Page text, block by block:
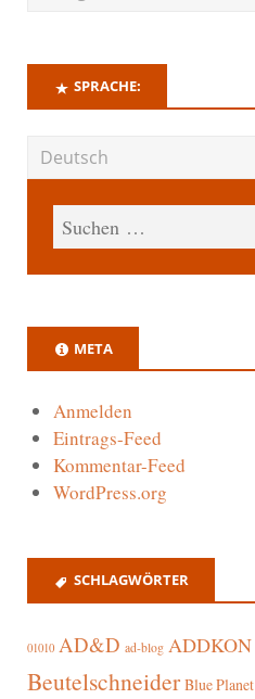
SPRACHE:
META
Anmelden
Eintrags-Feed
Kommentar-Feed
WordPress.org
SCHLAGWÖRTER
01010 AD&D ad-blog ADDKON
Beutelschneider Blue Planet